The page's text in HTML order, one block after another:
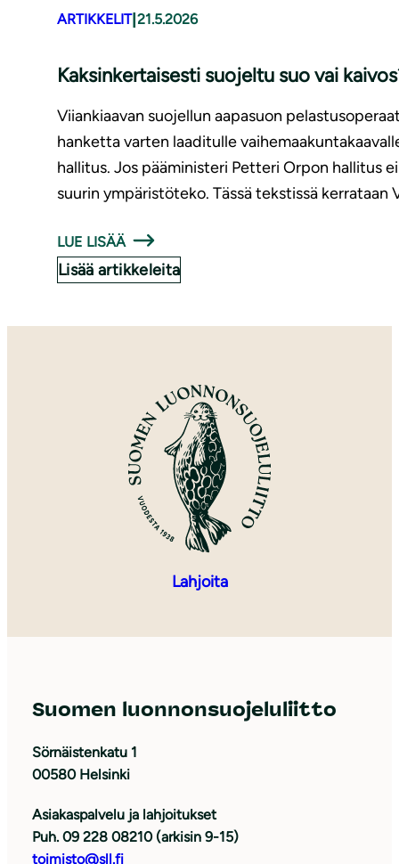
ARTIKKELIT| 21.5.2026
Kaksinkertaisesti suojeltu suo vai
Viiankiaavan suojellun aapasuon
hanketta varten laaditulle
hallitus. Jos pääministeri Petteri Orpon hallitus
suurin ympäristöteko. Tässä tekstissä
LUE LISÄÄ
Lisää artikkeleita
Lahjoita
Suomen luonnonsuojeluliitto
Sörnäistenkatu 1
00580 Helsinki
Asiakaspalvelu ja lahjoitukset
Puh. 09 228 08210 (arkisin 9-15)
toimisto@sll.fi